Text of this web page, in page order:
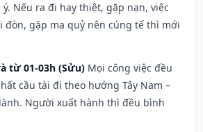
Nếu ra đi hay thiệt, gặp nạn, việc
gặp ma quỷ nên cúng tế thì mới
từ 01-03h (Sửu) Mọi công việc đều
cầu tài đi theo hướng Tây Nam –
Người xuất hành thì đều bình